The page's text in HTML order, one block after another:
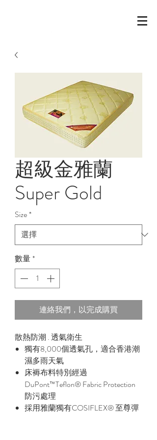
超級金雅蘭
Super Gold
Size*
數量*
連絡我們，以完成購買
散熱防潮 . 透氣衛生
獨有8,000個透氣孔，適合香港潮
濕多雨天氣
床褥布料特別經過
DuPont™Teflon® Fabric Protection
防污處理
採用雅蘭獨有COSIFLEX® 至尊彈